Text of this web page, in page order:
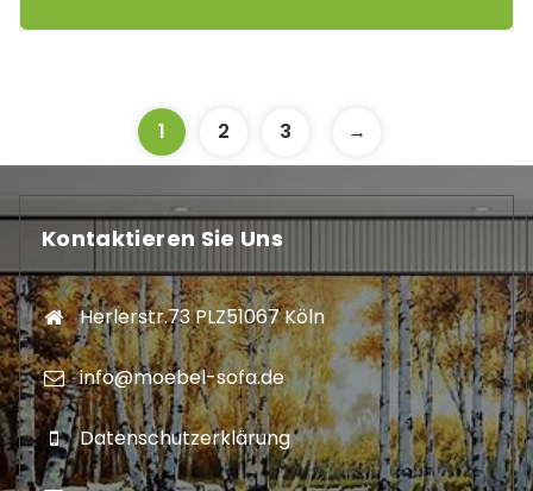
1 2 3 →
Kontaktieren Sie Uns
Herlerstr.73 PLZ51067 Köln
info@moebel-sofa.de
Datenschutzerklärung